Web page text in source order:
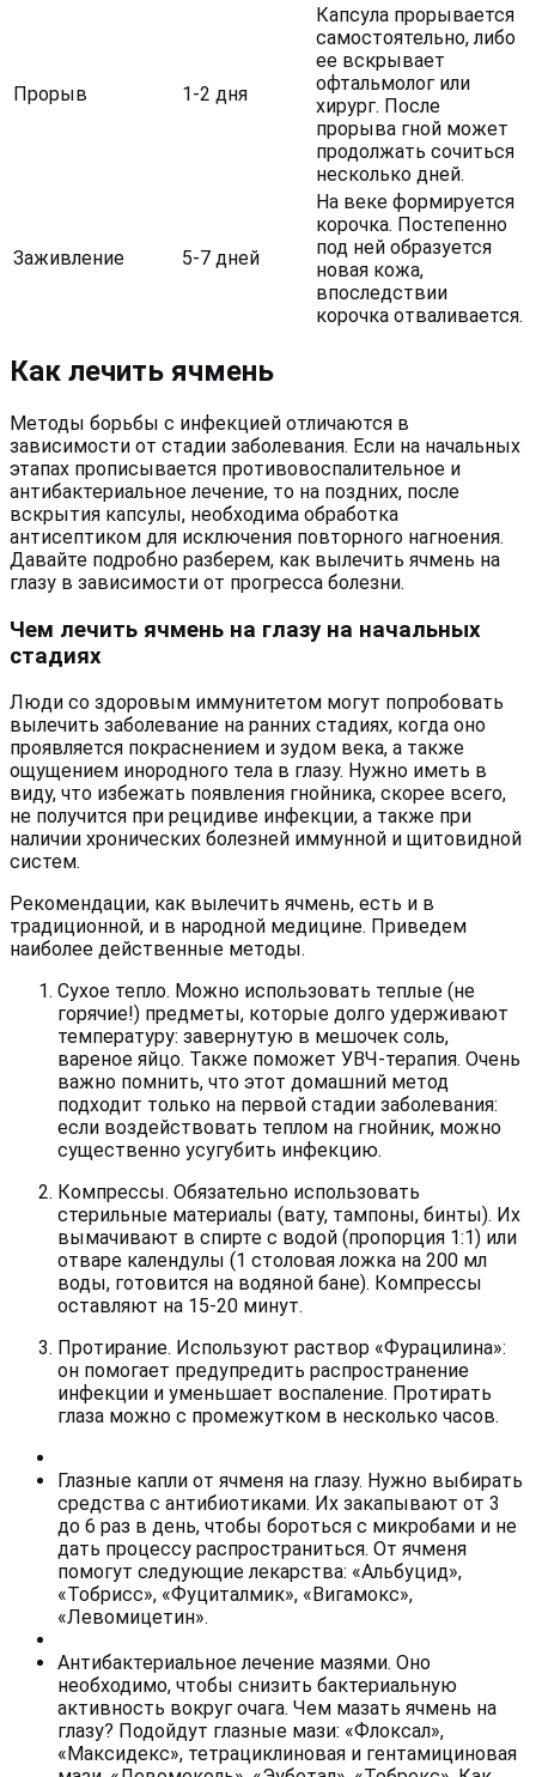
Прорыв 1-2 дня
Капсула прорывается
самостоятельно, либо
ее вскрывает
офтальмолог или
хирург. После
прорыва гной может
продолжать сочиться
несколько дней.
Заживление 5-7 дней
На веке формируется
корочка. Постепенно
под ней образуется
новая кожа,
впоследствии
корочка отваливается.
Как лечить ячмень
Методы борьбы с инфекцией отличаются в
зависимости от стадии заболевания. Если на начальных
этапах прописывается противовоспалительное и
антибактериальное лечение, то на поздних, после
вскрытия капсулы, необходима обработка
антисептиком для исключения повторного нагноения.
Давайте подробно разберем, как вылечить ячмень на
глазу в зависимости от прогресса болезни.
Чем лечить ячмень на глазу на начальных
стадиях
Люди со здоровым иммунитетом могут попробовать
вылечить заболевание на ранних стадиях, когда оно
проявляется покраснением и зудом века, а также
ощущением инородного тела в глазу. Нужно иметь в
виду, что избежать появления гнойника, скорее всего,
не получится при рецидиве инфекции, а также при
наличии хронических болезней иммунной и щитовидной
систем.
Рекомендации, как вылечить ячмень, есть и в
традиционной, и в народной медицине. Приведем
наиболее действенные методы.
Сухое тепло. Можно использовать теплые (не
горячие!) предметы, которые долго удерживают
температуру: завернутую в мешочек соль,
вареное яйцо. Также поможет УВЧ-терапия. Очень
важно помнить, что этот домашний метод
подходит только на первой стадии заболевания:
если воздействовать теплом на гнойник, можно
существенно усугубить инфекцию.
Компрессы. Обязательно использовать
стерильные материалы (вату, тампоны, бинты). Их
вымачивают в спирте с водой (пропорция 1:1) или
отваре календулы (1 столовая ложка на 200 мл
воды, готовится на водяной бане). Компрессы
оставляют на 15-20 минут.
Протирание. Используют раствор «Фурацилина»:
он помогает предупредить распространение
инфекции и уменьшает воспаление. Протирать
глаза можно с промежутком в несколько часов.
Глазные капли от ячменя на глазу. Нужно выбирать
средства с антибиотиками. Их закапывают от 3
до 6 раз в день, чтобы бороться с микробами и не
дать процессу распространиться. От ячменя
помогут следующие лекарства: «Альбуцид»,
«Тобрисс», «Фуциталмик», «Вигамокс»,
«Левомицетин».
Антибактериальное лечение мазями. Оно
необходимо, чтобы снизить бактериальную
активность вокруг очага. Чем мазать ячмень на
глазу? Подойдут глазные мази: «Флоксал»,
«Максидекс», тетрациклиновая и гентамициновая